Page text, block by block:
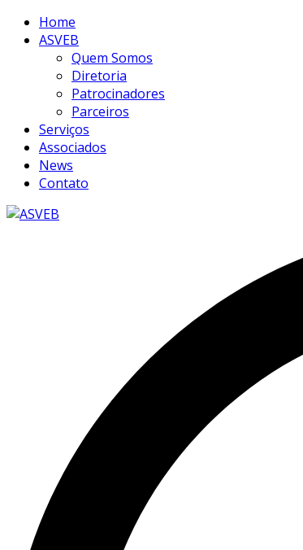
Home
ASVEB
Quem Somos
Diretoria
Patrocinadores
Parceiros
Serviços
Associados
News
Contato